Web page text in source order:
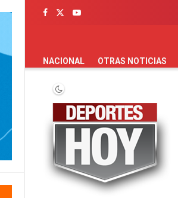
PORTADA
NACIONAL OTRAS NOTICIAS